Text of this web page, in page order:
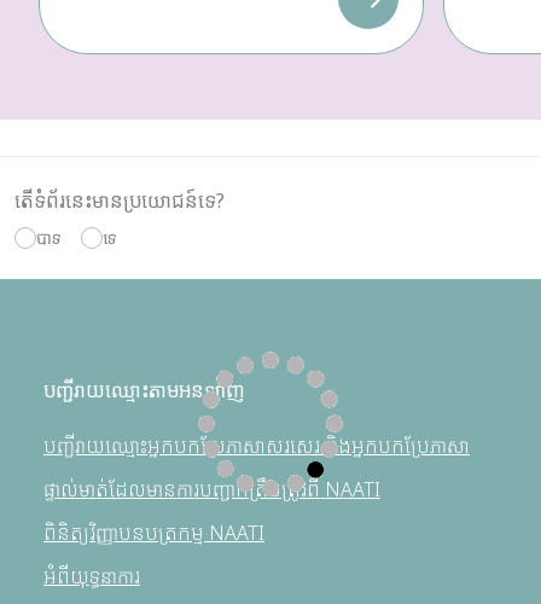
តើទំព័រនេះមានប្រយោជន៍ទេ?
បាទ ទេ
បញ្ជីរាយឈ្មោះតាមអនឡាញ
បញ្ជីរាយឈ្មោះអ្នកបកប្រែភាសាសរសេរ និងអ្នកបកប្រែភាសា
ផ្ទាល់មាត់ដែលមានការបញ្ជាក់ត្រឹមត្រូវពី NAATI
ពិនិត្យវិញ្ញាបនបត្រកម្ម NAATI
អំពីយុទ្ធនាការ